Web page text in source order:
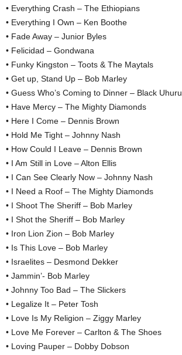
• Everything Crash – The Ethiopians
• Everything I Own – Ken Boothe
• Fade Away – Junior Byles
• Felicidad – Gondwana
• Funky Kingston – Toots & The Maytals
• Get up, Stand Up – Bob Marley
• Guess Who’s Coming to Dinner – Black Uhuru
• Have Mercy – The Mighty Diamonds
• Here I Come – Dennis Brown
• Hold Me Tight – Johnny Nash
• How Could I Leave – Dennis Brown
• I Am Still in Love – Alton Ellis
• I Can See Clearly Now – Johnny Nash
• I Need a Roof – The Mighty Diamonds
• I Shoot The Sheriff – Bob Marley
• I Shot the Sheriff – Bob Marley
• Iron Lion Zion – Bob Marley
• Is This Love – Bob Marley
• Israelites – Desmond Dekker
• Jammin’- Bob Marley
• Johnny Too Bad – The Slickers
• Legalize It – Peter Tosh
• Love Is My Religion – Ziggy Marley
• Love Me Forever – Carlton & The Shoes
• Loving Pauper – Dobby Dobson